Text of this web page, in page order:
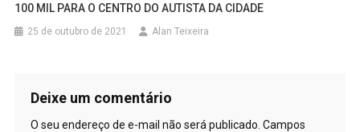
100 MIL PARA O CENTRO DO AUTISTA DA CIDADE
25 de outubro de 2021 Alan Teixeira
Deixe um comentário
O seu endereço de e-mail não será publicado. Campos